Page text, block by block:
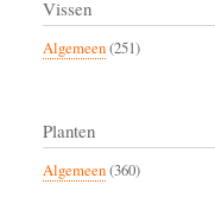
Vissen
Algemeen(251)
Planten
Algemeen(360)